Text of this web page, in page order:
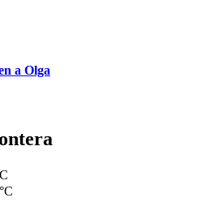
a Olga